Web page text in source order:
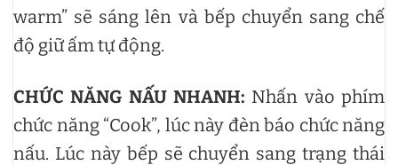
warm” sẽ sáng lên và bếp chuyển sang chế
độ giữ ấm tự động.
CHỨC NĂNG NẤU NHANH: Nhấn vào phím
chức năng “Cook”, lúc này đèn báo chức năng
nấu. Lúc này bếp sẽ chuyển sang trạng thái